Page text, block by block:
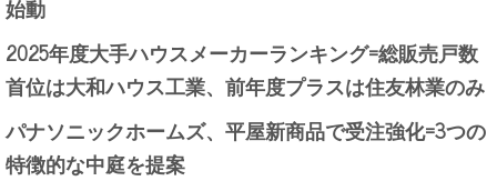
始動
2025年度大手ハウスメーカーランキング=総販売戸数
首位は大和ハウス工業、前年度プラスは住友林業のみ
パナソニックホームズ、平屋新商品で受注強化=3つの
特徴的な中庭を提案